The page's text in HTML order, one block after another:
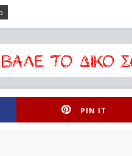
PIN IT